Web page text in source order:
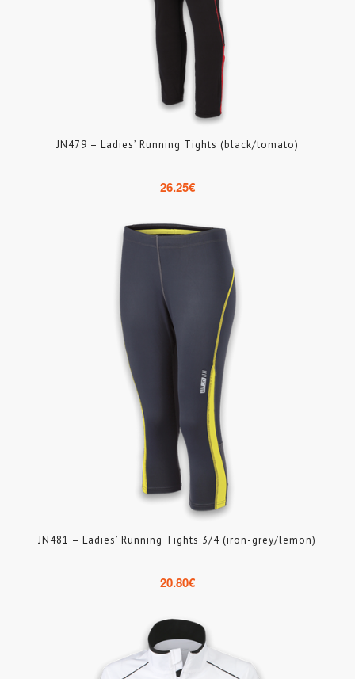
JN479 – Ladies’ Running Tights (black/tomato)
26.25€
JN481 – Ladies’ Running Tights 3/4 (iron-grey/lemon)
20.80€